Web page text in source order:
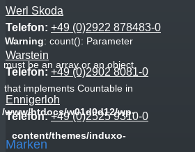
Werl Skoda
Telefon: +49 (0)2922 878483-0
Warstein
Telefon: +49 (0)2902 8081-0
Ennigerloh
Telefon: +49 (0)2525 9310-0
Marken
Warning: count(): Parameter
must be an array or an object
that implements Countable in
/www/htdocs/w01d0d12/wp-
content/themes/induxo-